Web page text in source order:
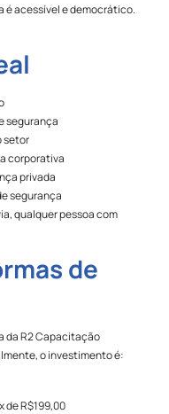
é acessível e democrático.
segurança
setor
corporativa
privada
segurança
qualquer pessoa com
de
da R2 Capacitação
o investimento é:
de R$199,00